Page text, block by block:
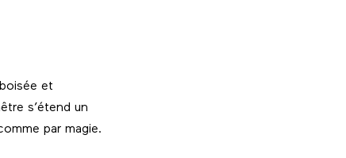
et
s’étend un
par magie.